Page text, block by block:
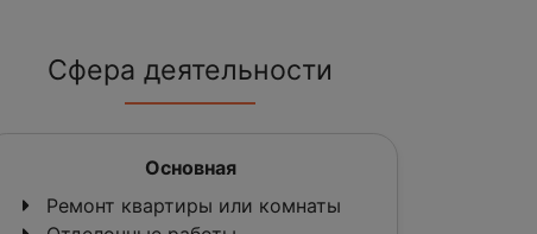
Сфера деятельности
Основная
Ремонт квартиры или комнаты